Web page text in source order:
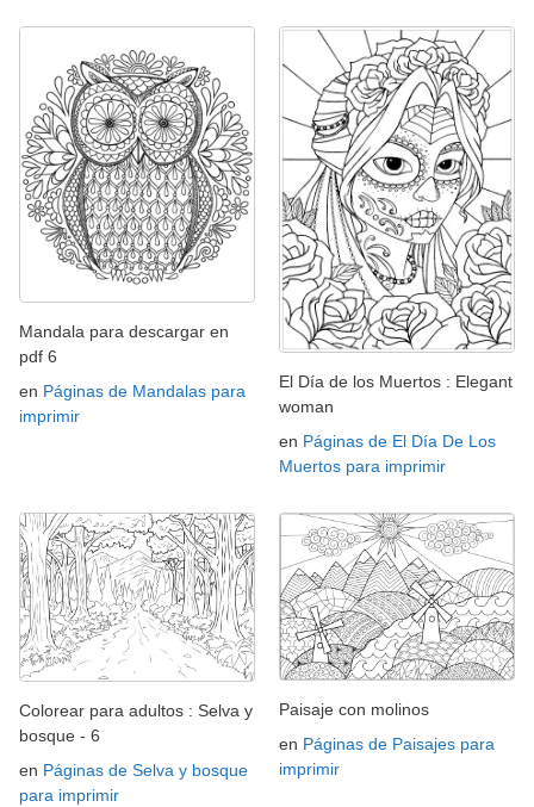
Mandala para descargar en
pdf 6
en Páginas de Mandalas para
imprimir
El Día de los Muertos : Elegant
woman
en Páginas de El Día De Los
Muertos para imprimir
Colorear para adultos : Selva y
bosque - 6
en Páginas de Selva y bosque
para imprimir
Paisaje con molinos
en Páginas de Paisajes para
imprimir